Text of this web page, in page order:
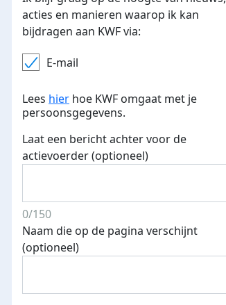
acties en manieren waarop ik kan
bijdragen aan KWF via:
E-mail
Lees hier hoe KWF omgaat met je
persoonsgegevens.
Laat een bericht achter voor de
actievoerder (optioneel)
0/150
Naam die op de pagina verschijnt
(optioneel)